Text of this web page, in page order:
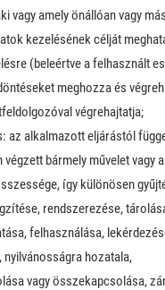
vagy amely önállóan vagy
kezelésének célját
(beleértve a felhasznált
meghozza és
végrehajtatja;
az alkalmazott eljárástól
bármely művelet vagy a
így különösen
rendszerezése,
felhasználása,
nyilvánosságra hozatala,
vagy összekapcsolása,